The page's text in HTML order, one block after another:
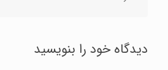
دیدگاه خود را بنویسید